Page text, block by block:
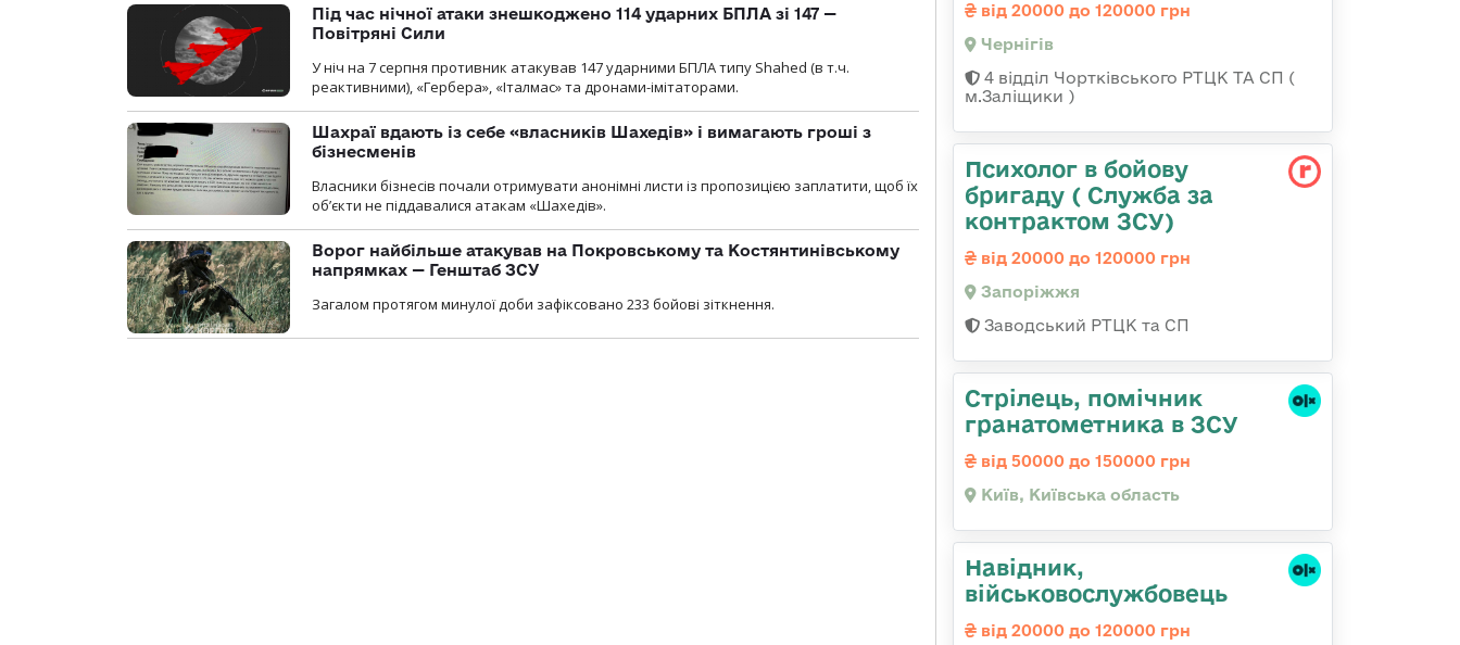
Під час нічної атаки знешкоджено 114 ударних БПЛА зі 147 —
Повітряні Сили
У ніч на 7 серпня противник атакував 147 ударними БПЛА типу Shahed (в т.ч.
реактивними), «Гербера», «Італмас» та дронами-імітаторами.
Шахраї вдають із себе «власників Шахедів» і вимагають гроші з
бізнесменів
Власники бізнесів почали отримувати анонімні листи із пропозицією заплатити, щоб їх
об’єкти не піддавалися атакам «Шахедів».
Ворог найбільше атакував на Покровському та Костянтинівському
напрямках — Генштаб ЗСУ
Загалом протягом минулої доби зафіксовано 233 бойові зіткнення.
від 20000 до 120000 грн
Чернігів
4 відділ Чортківського РТЦК ТА СП (
м.Заліщики )
Психолог в бойову
бригаду ( Служба за
контрактом ЗСУ)
від 20000 до 120000 грн
Запоріжжя
Заводський РТЦК та СП
Стрілець, помічник
гранатометника в ЗСУ
від 50000 до 150000 грн
Київ, Київська область
Навідник,
військовослужбовець
від 20000 до 120000 грн